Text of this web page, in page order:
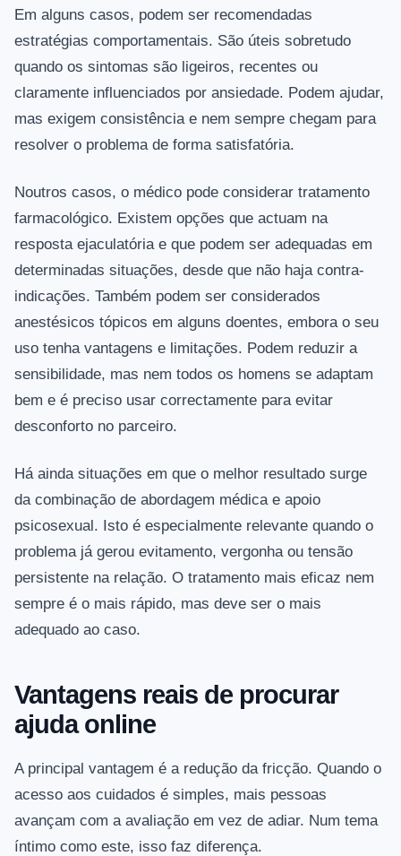
Em alguns casos, podem ser recomendadas
estratégias comportamentais. São úteis sobretudo
quando os sintomas são ligeiros, recentes ou
claramente influenciados por ansiedade. Podem ajudar,
mas exigem consistência e nem sempre chegam para
resolver o problema de forma satisfatória.
Noutros casos, o médico pode considerar tratamento
farmacológico. Existem opções que actuam na
resposta ejaculatória e que podem ser adequadas em
determinadas situações, desde que não haja contra-
indicações. Também podem ser considerados
anestésicos tópicos em alguns doentes, embora o seu
uso tenha vantagens e limitações. Podem reduzir a
sensibilidade, mas nem todos os homens se adaptam
bem e é preciso usar correctamente para evitar
desconforto no parceiro.
Há ainda situações em que o melhor resultado surge
da combinação de abordagem médica e apoio
psicosexual. Isto é especialmente relevante quando o
problema já gerou evitamento, vergonha ou tensão
persistente na relação. O tratamento mais eficaz nem
sempre é o mais rápido, mas deve ser o mais
adequado ao caso.
Vantagens reais de procurar
ajuda online
A principal vantagem é a redução da fricção. Quando o
acesso aos cuidados é simples, mais pessoas
avançam com a avaliação em vez de adiar. Num tema
íntimo como este, isso faz diferença.